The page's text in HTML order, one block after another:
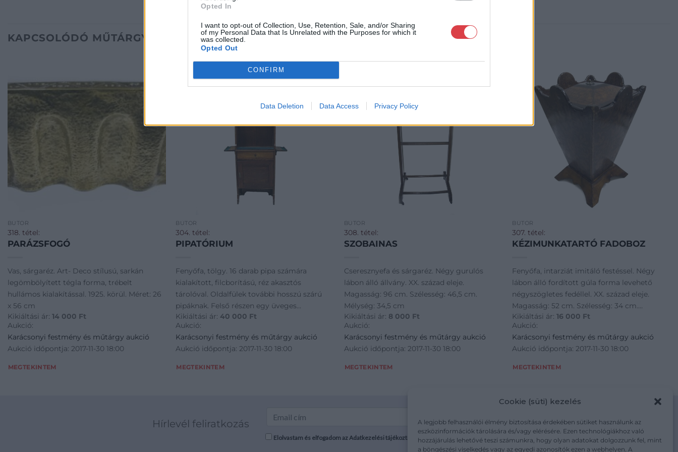
Opted In
I want to opt-out of Collection, Use, Retention, Sale, and/or Sharing
of my Personal Data that Is Unrelated with the Purposes for which it
was collected.
Opted Out
CONFIRM
Data Deletion Data Access Privacy Policy
Cookie (süti) kezelés
A legjobb felhasználói élmény biztosítása érdekében sütiket használunk az
eszközinformációk tárolására és/vagy elérésére. Ezen technológiákhoz való
hozzájárulás lehetővé teszi számunkra, hogy olyan adatokat dolgozzunk fel, mint
a böngészési viselkedés vagy az egyedi azonosítók ezen a webhelyen. A
KAPCSOLÓDÓ MŰTÁRGYAK
BÚTOR
318. tétel:
PARÁZSFOGÓ
Vas, sárgaréz. Art- Deco stílusú, sarkán
legömbölyített tégla forma, trébelt
hullámos kialakítással. 1925. körül. Méret: 26
x 56 cm
Kikiáltási ár: 14 000 Ft
Aukció:
Karácsonyi festmény és műtárgy aukció
Aukció időpontja: 2017-11-30 18:00
MEGTEKINTEM
BÚTOR
304. tétel:
PIPATÓRIUM
Fenyőfa, tölgy. 16 darab pipa számára
kialakított, filcborítású, réz akasztós
tárolóval. Oldalfülek további hosszú szárú
pipáknak. Felső részen egy üveges
szekrénnyel, középtájon fiókkal, alatta
kétpolcos szekrénnyel. XX. század eleje.
Magasság: 179 cm. S
Kikiáltási ár: 40 000 Ft
Aukció:
Karácsonyi festmény és műtárgy aukció
Aukció időpontja: 2017-11-30 18:00
MEGTEKINTEM
BÚTOR
308. tétel:
SZOBAINAS
Cseresznyefa és sárgaréz. Négy gurulós
lábon álló állvány. XX. század eleje.
Magasság: 96 cm. Szélesség: 46,5 cm.
Mélység: 34,5 cm
Kikiáltási ár: 8 000 Ft
Aukció:
Karácsonyi festmény és műtárgy aukció
Aukció időpontja: 2017-11-30 18:00
MEGTEKINTEM
BÚTOR
307. tétel:
KÉZIMUNKATARTÓ FADOBOZ
Fenyőfa, intarziát imitáló festéssel. Négy
lábon álló fordított gúla forma levehető
négyszögletes fedéllel. XX. század eleje.
Magasság: 52 cm. Szélesség: 34 cm.
Mélység: 34 cm
Kikiáltási ár:16 000 Ft
Aukció:
Karácsonyi festmény és műtárgy aukció
Aukció időpontja: 2017-11-30 18:00
MEGTEKINTEM
Hírlevél feliratkozás
Elolvastam és elfogadom az Adatkezelési tájékoztatót: mutargy.com/adatkezelesi-tajekoztato/